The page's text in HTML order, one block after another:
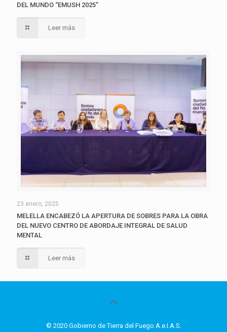
DEL MUNDO “EMUSH 2025”
Leer más
23 enero, 2025
MELELLA ENCABEZÓ LA APERTURA DE SOBRES PARA LA OBRA
DEL NUEVO CENTRO DE ABORDAJE INTEGRAL DE SALUD
MENTAL
Leer más
© 2020 Gobierno de Tierra del Fuego A.e.I.A.S.